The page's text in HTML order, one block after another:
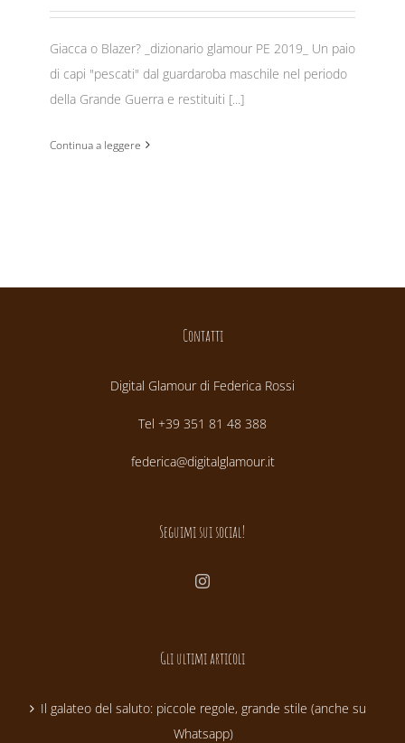
Giacca o Blazer? _dizionario glamour PE 2019_ Un paio
di capi "pescati" dal guardaroba maschile nel periodo
della Grande Guerra e restituiti [...]
Continua a leggere
Contatti
Digital Glamour di Federica Rossi
Tel +39 351 81 48 388
federica@digitalglamour.it
Seguimi sui social!
Gli ultimi articoli
Il galateo del saluto: piccole regole, grande stile (anche su
Whatsapp)